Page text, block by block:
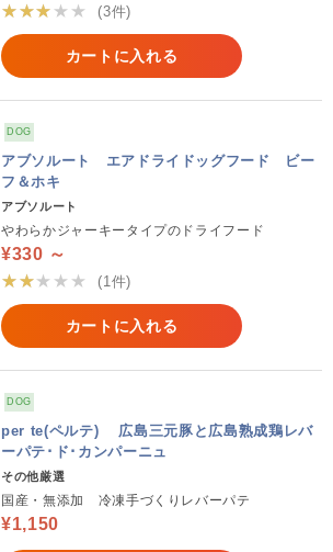
★★★★★
(3件)
カートに入れる
DOG
アブソルート エアドライドッグフード ビー
フ＆ホキ
アブソルート
やわらかジャーキータイプのドライフード
¥330 ～
★★★★★
(1件)
カートに入れる
DOG
per te(ペルテ) 広島三元豚と広島熟成鶏レバ
ーパテ･ド･カンパーニュ
その他厳選
国産・無添加 冷凍手づくりレバーパテ
¥1,150